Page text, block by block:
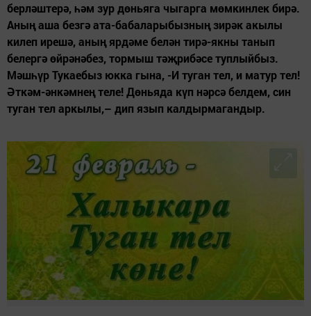
берләштерә, һәм зур дөньяга чыгарга мөмкинлек бирә.
Аның аша безгә ата-бабаларыбызның зирәк акылы
килеп ирешә, аның ярдәме белән тирә-якны танып
белергә өйрәнәбез, тормыш тәҗрибәсе туплыйбыз.
Мәшһүр Тукаебыз юкка гына, -И туган тел, и матур тел!
Әткәм-әнкәмнең теле! Дөньяда күп нәрсә белдем, син
туган тел аркылы,– дип язып калдырмагандыр.